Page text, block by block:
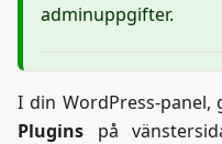
adminuppgifter.
I din WordPress-panel,
Plugins på